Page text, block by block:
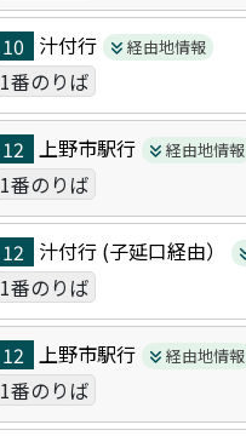
10 汁付行 経由地情報
1番のりば
12 上野市駅行 経由地情報
1番のりば
12 汁付行 (子延口経由）
1番のりば
12 上野市駅行 経由地情報
1番のりば